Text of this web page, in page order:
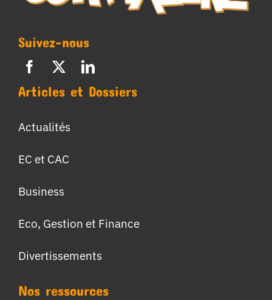
Suivez-nous
Articles et Dossiers
Actualités
EC et CAC
Business
Eco, Gestion et Finance
Divertissements
Nos ressources